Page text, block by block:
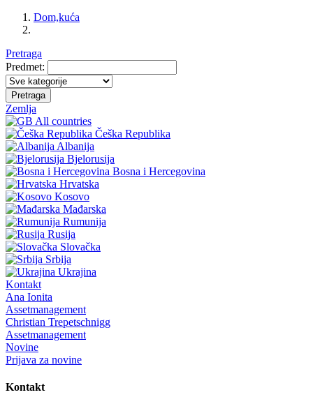
Dom,kuća
Pretraga
Predmet:
Pretraga
Zemlja
All countries
Češka Republika
Albanija
Bjelorusija
Bosna i Hercegovina
Hrvatska
Kosovo
Mađarska
Rumunija
Rusija
Slovačka
Srbija
Ukrajina
Kontakt
Ana Ionita
Assetmanagement
Christian Trepetschnigg
Assetmanagement
Novine
Prijava za novine
Kontakt